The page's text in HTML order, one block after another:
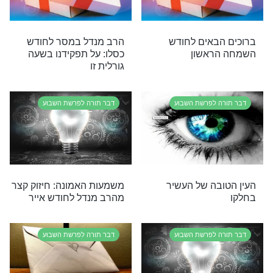
וכתיבה וחתימה טובה,
חודש אלול הרב מנדל
תורה יש כח לפעול ישועות?
תוכן בנושא דבר תורה לפרשת השבוע